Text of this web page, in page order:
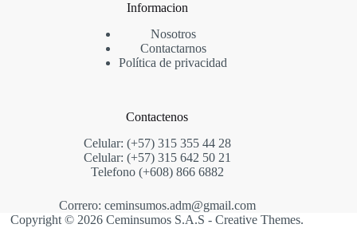
Informacion
Nosotros
Contactarnos
Política de privacidad
Contactenos
Celular: (+57) 315 355 44 28
Celular: (+57) 315 642 50 21
Telefono (+608) 866 6882
Correro: ceminsumos.adm@gmail.com
Copyright © 2026 Ceminsumos S.A.S -Creative Themes.